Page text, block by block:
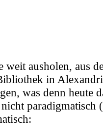
weit ausholen, aus
in
was denn heute
paradigmatisch